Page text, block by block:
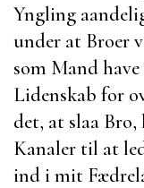
Yngling
under at Broer
som Mand
Lidenskab for
det, at slaa
Kanaler til at
ind i mit